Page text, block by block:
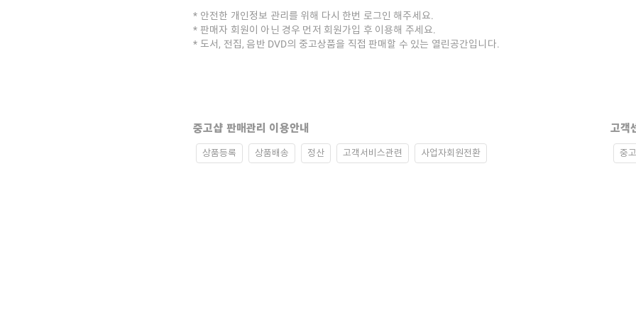
안전한 개인정보 관리를 위해 다시 한번 로그인 해주세요.
판매자 회원이 아닌 경우 먼저 회원가입 후 이용해 주세요.
도서, 전집, 음반 DVD의 중고상품을 직접 판매할 수 있는 열린공간입니다.
중고샵 판매관리 이용안내
상품등록 상품배송 정산 고객서비스관련 사업자회원전환
고객
중